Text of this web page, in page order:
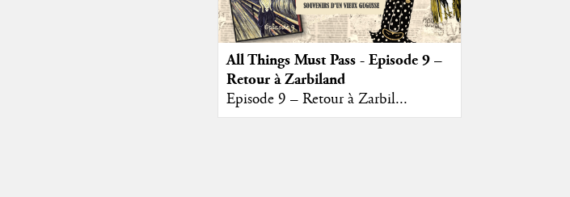
All Things Must Pass - Episode 9 –
Retour à Zarbiland
Episode 9 – Retour à Zarbil...